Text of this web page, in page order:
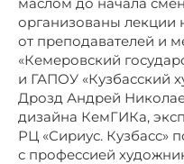
организованы лекции
от преподавателей и
«Кемеровский
и ГАПОУ «Кузбасский
Дрозд Андрей
дизайна КемГИКа,
РЦ «Сириус. Кузбасс»
с профессией